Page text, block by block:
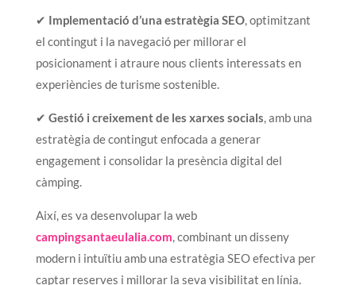
✔ Implementació d’una estratègia SEO, optimitzant
el contingut i la navegació per millorar el
posicionament i atraure nous clients interessats en
experiències de turisme sostenible.
✔ Gestió i creixement de les xarxes socials, amb una
estratègia de contingut enfocada a generar
engagement i consolidar la presència digital del
càmping.
Així, es va desenvolupar la web
campingsantaeulalia.com, combinant un disseny
modern i intuïtiu amb una estratègia SEO efectiva per
captar reserves i millorar la seva visibilitat en línia.